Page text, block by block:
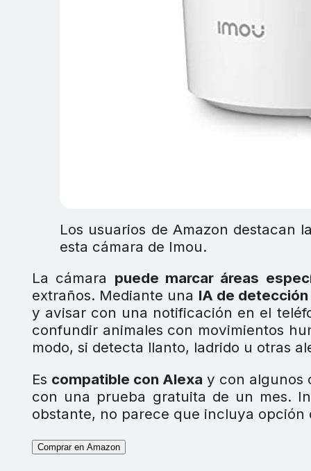
Los usuarios de Amazon destacan
esta cámara de Imou.
La cámara puede marcar áreas
extraños. Mediante una IA de detección
y avisar con una notificación en el
confundir animales con movimientos
modo, si detecta llanto, ladrido u otras
Es compatible con Alexa y con algunos
con una prueba gratuita de un mes.
obstante, no parece que incluya
Comprar en Amazon